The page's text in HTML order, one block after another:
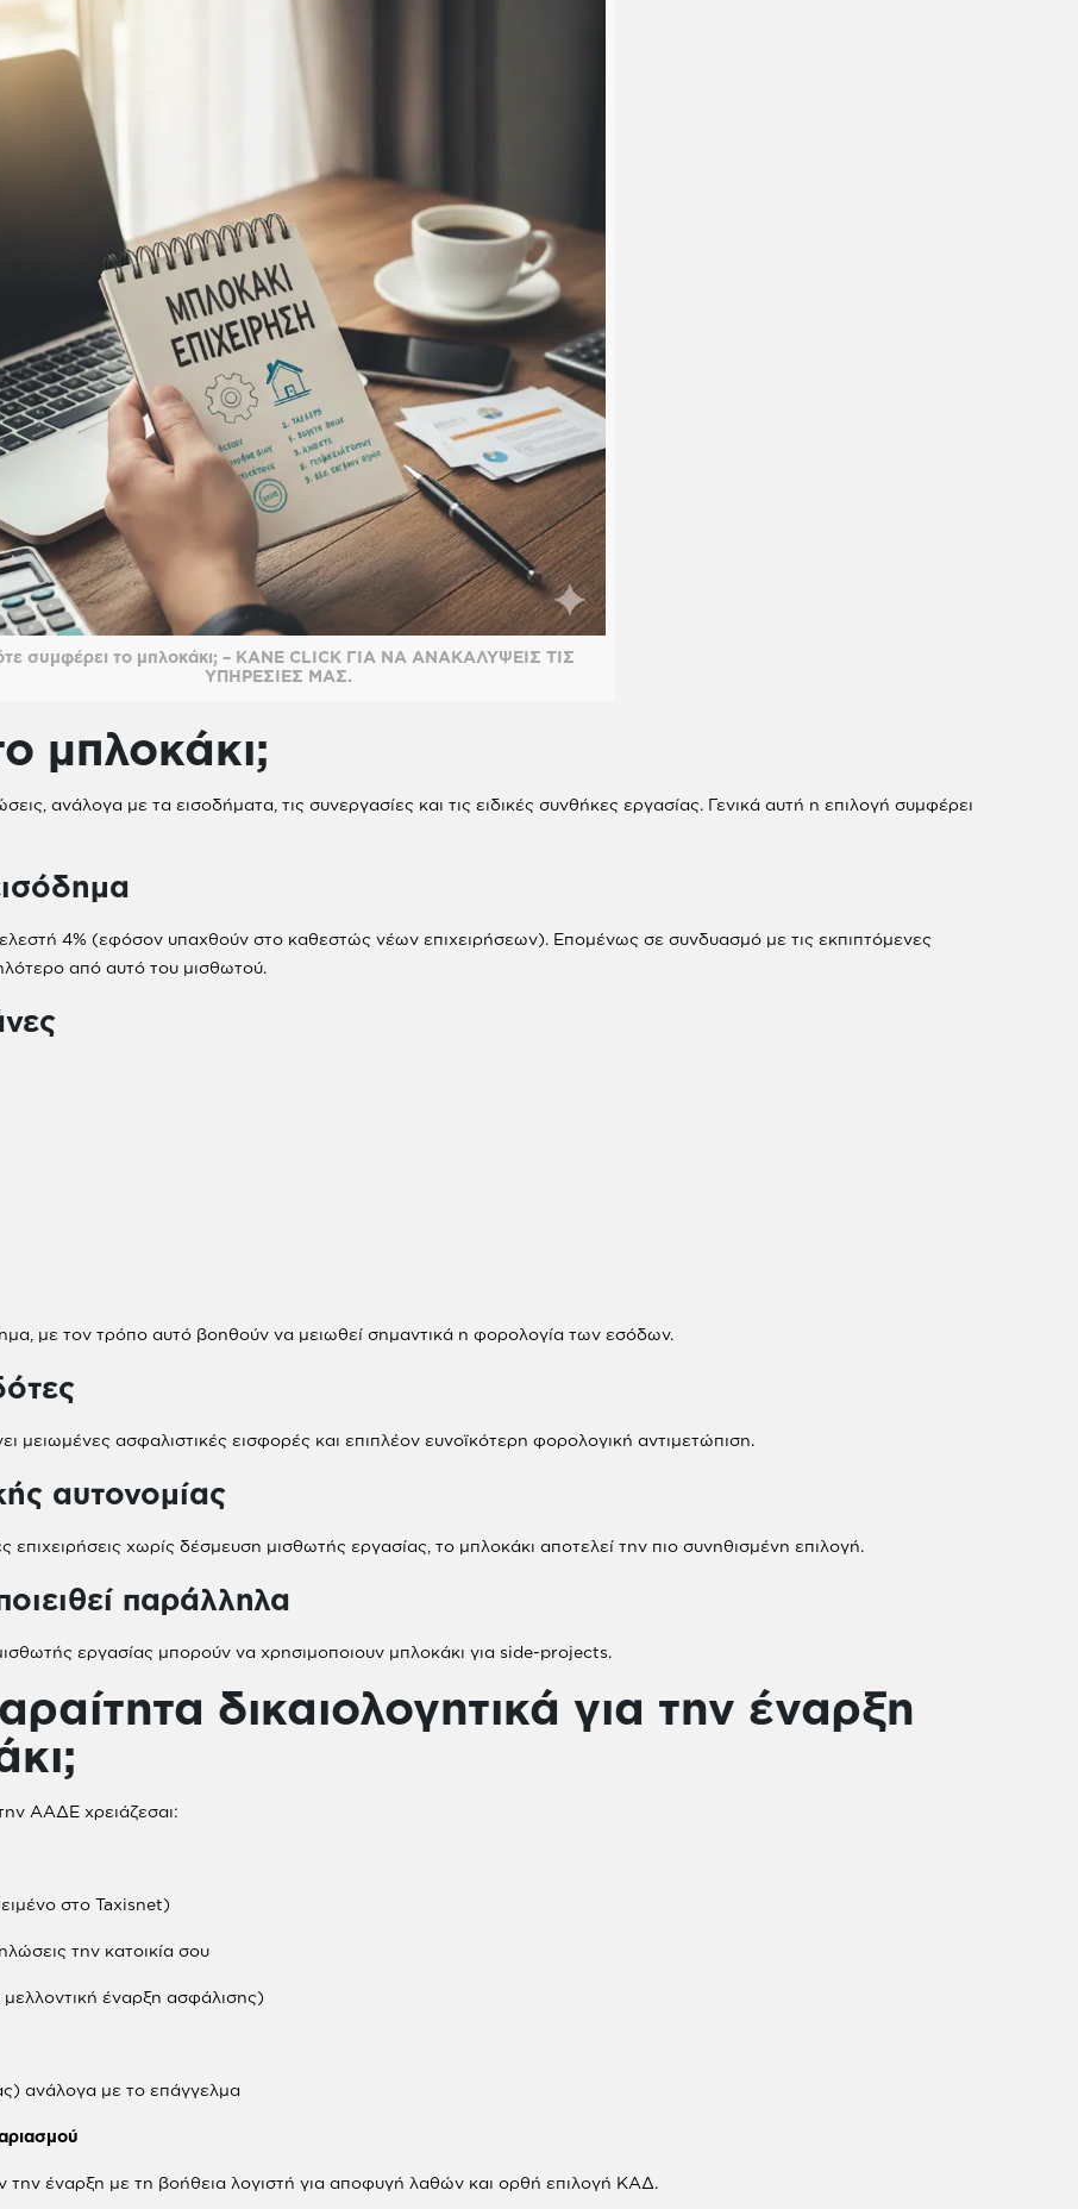
συμφέρει το μπλοκάκι; – ΚΑΝΕ CLICK ΓΙΑ ΝΑ ΑΝΑΚΑΛΥΨΕΙΣ ΤΙΣ
ΥΠΗΡΕΣΙΕΣ ΜΑΣ.
μπλοκάκι;
ανάλογα με τα εισοδήματα, τις συνεργασίες και τις ειδικές συνθήκες εργασίας. Γενικά αυτή η επιλογή συμφέρει
4% (εφόσον υπαχθούν στο καθεστώς νέων επιχειρήσεων). Επομένως σε συνδυασμό με τις εκπιπτόμενες
από αυτό του μισθωτού.
με τον τρόπο αυτό βοηθούν να μειωθεί σημαντικά η φορολογία των εσόδων.
μειωμένες ασφαλιστικές εισφορές και επιπλέον ευνοϊκότερη φορολογική αντιμετώπιση.
αυτονομίας
χωρίς δέσμευση μισθωτής εργασίας, το μπλοκάκι αποτελεί την πιο συνηθισμένη επιλογή.
παράλληλα
εργασίας μπορούν να χρησιμοποιουν μπλοκάκι για side-projects.
δικαιολογητικά για την έναρξη
ΑΑΔΕ χρειάζεσαι:
στο Taxisnet)
την κατοικία σου
έναρξη ασφάλισης)
ανάλογα με το επάγγελμα
την έναρξη με τη βοήθεια λογιστή για αποφυγή λαθών και ορθή επιλογή ΚΑΔ.